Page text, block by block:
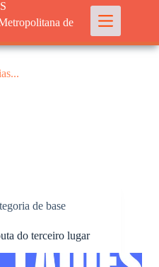
de
de base
do terceiro lugar